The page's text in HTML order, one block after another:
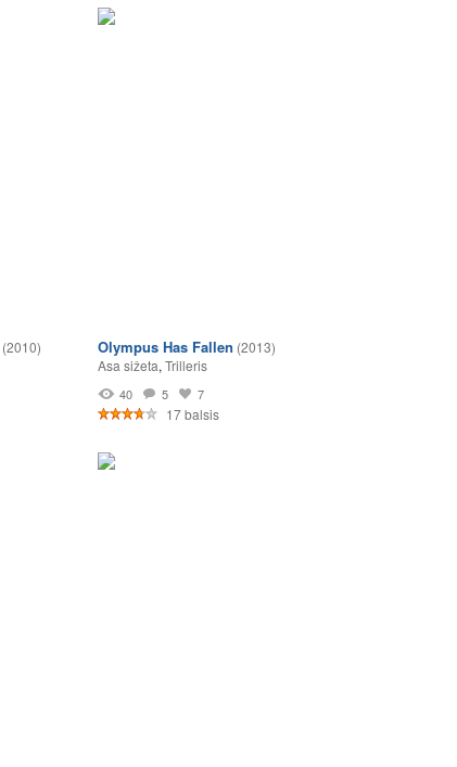
(2010)
Olympus Has Fallen (2013)
Asa sižeta, Trilleris
40 5 7
17 balsis